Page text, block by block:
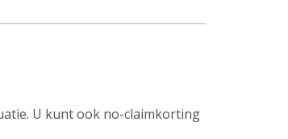
U kunt ook no-claimkorting